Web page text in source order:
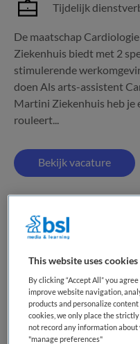
Tijdelijk
De maatschap
Ziekenhuis biedt met 2
stimulerende
doen Als arts-assistent
Martini Ziekenhuis heb je
rouleert...
Bekijk vacature
ANIOS
Martini Ziekenhuis,
WO
Fulltime
This website uses cookies
By clicking “Accept All” you
improve website navigation,
products and personalize
cookies, we only place the
not record any information about
"manage preferences"